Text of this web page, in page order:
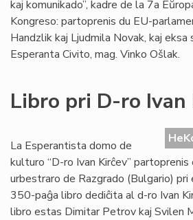
kaj komunikado”, kadre de la 7a
Kongreso: partoprenis du EU-
Handzlik kaj Ljudmila Novak, kaj eksa
Esperanta Civito, mag. Vinko Ošlak.
Libro pri D-ro Ivan
La Esperantista domo de
kulturo “D-ro Ivan Kirĉev”
urbestraro de Razgrado (Bulgario)
350-paĝa libro dediĉita al d-ro Ivan
libro estas Dimitar Petrov kaj Svilen